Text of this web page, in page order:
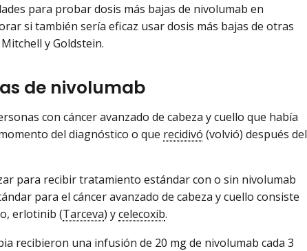
para probar dosis más bajas de nivolumab en
si también sería eficaz usar dosis más bajas de otras
y Goldstein.
de nivolumab
con cáncer avanzado de cabeza y cuello que había
del diagnóstico o que recidivó (volvió) después del
para recibir tratamiento estándar con o sin nivolumab
para el cáncer avanzado de cabeza y cuello consiste
erlotinib (Tarceva) ycelecoxib.
recibieron una infusión de 20 mg de nivolumab cada 3